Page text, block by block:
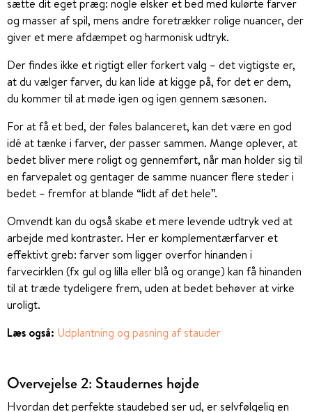
sætte dit eget præg: nogle elsker et bed med kulørte farver
og masser af spil, mens andre foretrækker rolige nuancer, der
giver et mere afdæmpet og harmonisk udtryk.
Der findes ikke et rigtigt eller forkert valg – det vigtigste er,
at du vælger farver, du kan lide at kigge på, for det er dem,
du kommer til at møde igen og igen gennem sæsonen.
For at få et bed, der føles balanceret, kan det være en god
idé at tænke i farver, der passer sammen. Mange oplever, at
bedet bliver mere roligt og gennemført, når man holder sig til
en farvepalet og gentager de samme nuancer flere steder i
bedet – fremfor at blande “lidt af det hele”.
Omvendt kan du også skabe et mere levende udtryk ved at
arbejde med kontraster. Her er komplementærfarver et
effektivt greb: farver som ligger overfor hinanden i
farvecirklen (fx gul og lilla eller blå og orange) kan få hinanden
til at træde tydeligere frem, uden at bedet behøver at virke
uroligt.
Læs også: Udplantning og pasning af stauder
Overvejelse 2: Staudernes højde
Hvordan det perfekte staudebed ser ud, er selvfølgelig en